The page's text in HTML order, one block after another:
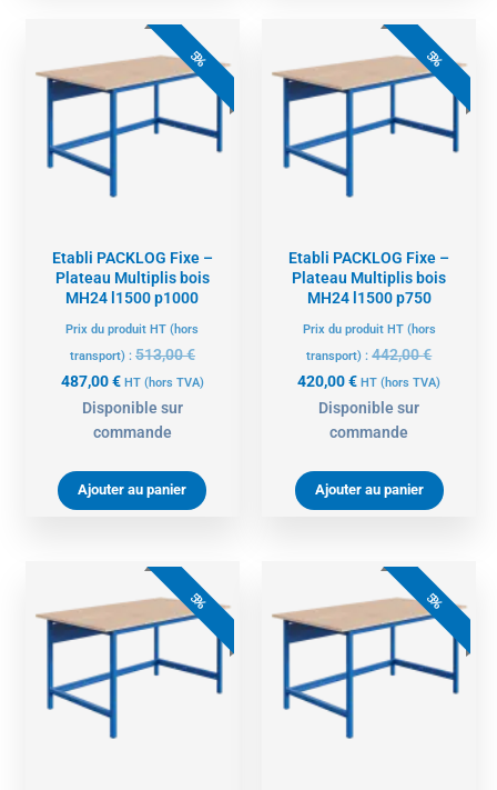
5%
Etabli PACKLOG Fixe –
Plateau Multiplis bois
MH24 l1500 p1000
Prix du produit HT (hors
transport) : 513,00€
prix
initial
était :
513,00 €.
487,00€
prix
actuel
487,00 €.
HT (hors TVA)
Disponible sur
commande
Ajouter au panier
5%
Etabli PACKLOG Fixe –
Plateau Multiplis bois
MH24 l1500 p750
Prix du produit HT (hors
transport) :442,00€
prix
initial
était :
442,00 €.
420,00€
prix
actuel
420,00 €.
HT (hors TVA)
Disponible sur
commande
Ajouter au panier
5%
prix
initial
était :
553,00 €.
prix
actuel
525,00 €.
5%
prix
initial
était :
497,00 €.
prix
actuel
472,00 €.